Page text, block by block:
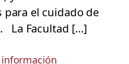
para el cuidado de
La Facultad […]
información